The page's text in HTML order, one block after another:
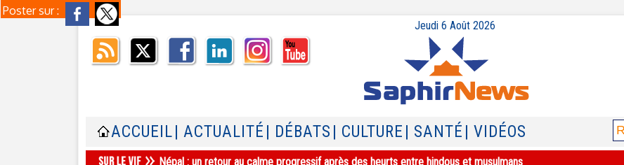
Poster sur :
Jeudi 6 Août 2026
ACCUEIL | ACTUALITÉ | DÉBATS | CULTURE | SANTÉ | VIDÉOS
Népal : un retour au calme progressif après des heurts entre hindous et musulmans